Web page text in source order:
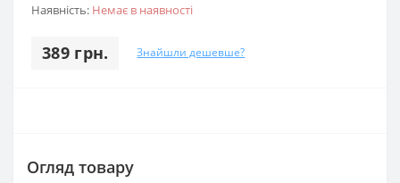
Наявність: Немає в наявності
389 грн. Знайшли дешевше?
Огляд товару